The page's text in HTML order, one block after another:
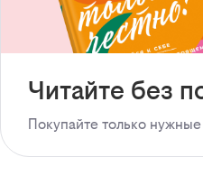
Читайте без
Покупайте только нужные